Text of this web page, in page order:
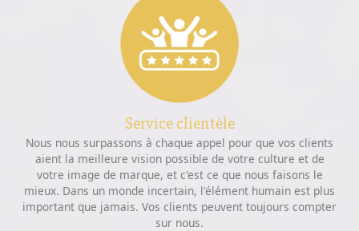
Service clientèle
Nous nous surpassons à chaque appel pour que vos clients
aient la meilleure vision possible de votre culture et de
votre image de marque, et c'est ce que nous faisons le
mieux. Dans un monde incertain, l'élément humain est plus
important que jamais. Vos clients peuvent toujours compter
sur nous.